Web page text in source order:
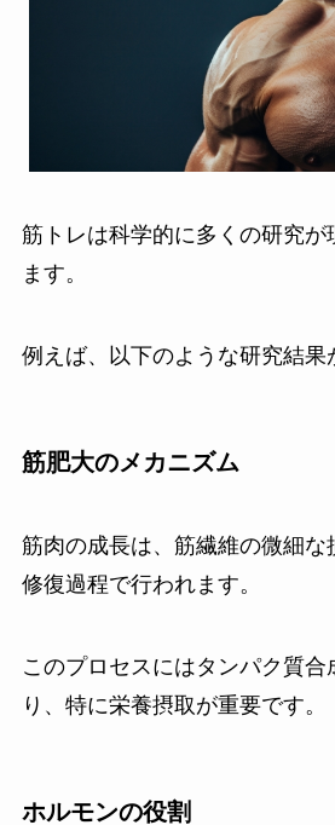
筋トレは科学的に多くの研究が
ます。
例えば、以下のような研究結果
筋肥大のメカニズム
筋肉の成長は、筋繊維の微細な
修復過程で行われます。
このプロセスにはタンパク質合
り、特に栄養摂取が重要です。
ホルモンの役割